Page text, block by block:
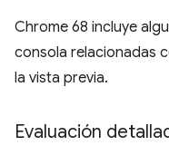
Chrome 68 incluye
consola relacionadas
la vista previa.
Evaluación